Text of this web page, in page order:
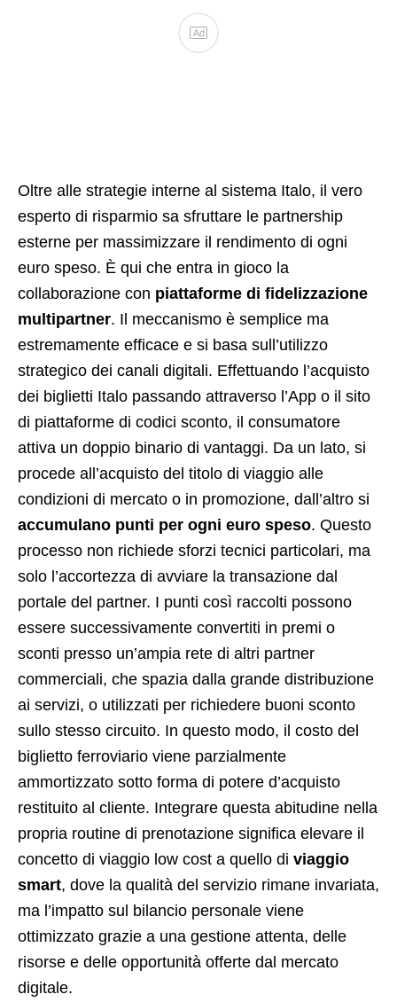
Ad
Oltre alle strategie interne al sistema Italo, il vero
esperto di risparmio sa sfruttare le partnership
esterne per massimizzare il rendimento di ogni
euro speso. È qui che entra in gioco la
collaborazione con piattaforme di fidelizzazione
multipartner. Il meccanismo è semplice ma
estremamente efficace e si basa sull’utilizzo
strategico dei canali digitali. Effettuando l’acquisto
dei biglietti Italo passando attraverso l’App o il sito
di piattaforme di codici sconto, il consumatore
attiva un doppio binario di vantaggi. Da un lato, si
procede all’acquisto del titolo di viaggio alle
condizioni di mercato o in promozione, dall’altro si
accumulano punti per ogni euro speso. Questo
processo non richiede sforzi tecnici particolari, ma
solo l’accortezza di avviare la transazione dal
portale del partner. I punti così raccolti possono
essere successivamente convertiti in premi o
sconti presso un’ampia rete di altri partner
commerciali, che spazia dalla grande distribuzione
ai servizi, o utilizzati per richiedere buoni sconto
sullo stesso circuito. In questo modo, il costo del
biglietto ferroviario viene parzialmente
ammortizzato sotto forma di potere d’acquisto
restituito al cliente. Integrare questa abitudine nella
propria routine di prenotazione significa elevare il
concetto di viaggio low cost a quello di viaggio
smart, dove la qualità del servizio rimane invariata,
ma l’impatto sul bilancio personale viene
ottimizzato grazie a una gestione attenta, delle
risorse e delle opportunità offerte dal mercato
digitale.